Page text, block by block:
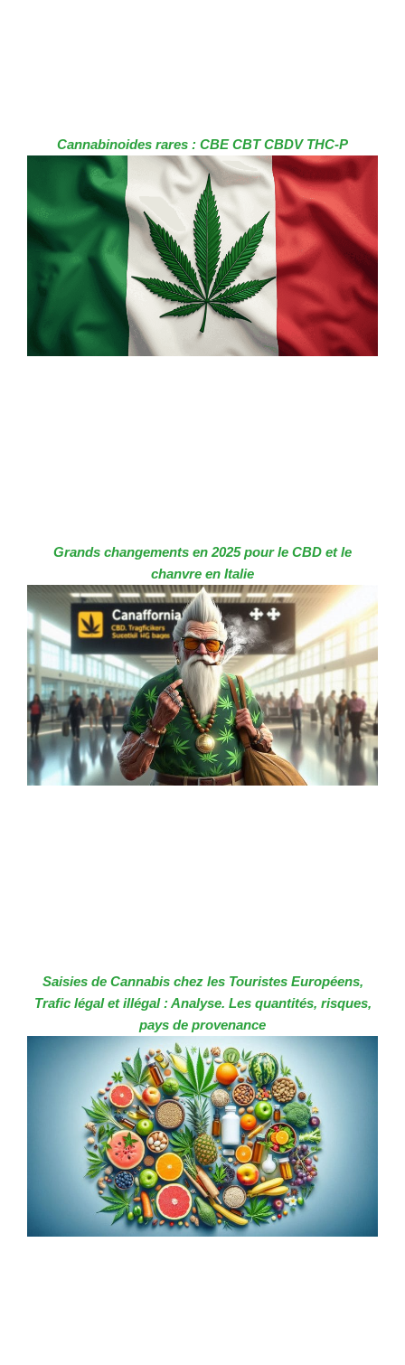
Cannabinoides rares : CBE CBT CBDV THC-P
Grands changements en 2025 pour le CBD et le
chanvre en Italie
Saisies de Cannabis chez les Touristes Européens,
Trafic légal et illégal : Analyse. Les quantités, risques,
pays de provenance